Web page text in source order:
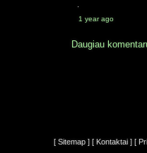
·
1 year ago
Daugiau
[ Sitemap ] [ Kontaktai ] [